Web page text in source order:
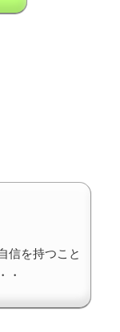
信を持つこと
・